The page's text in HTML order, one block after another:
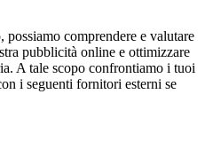
possiamo comprendere e valutare
pubblicità online e ottimizzare
A tale scopo confrontiamo i tuoi
i seguenti fornitori esterni se